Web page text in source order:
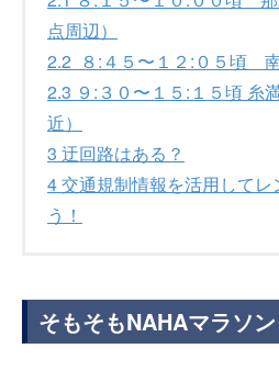
点周辺）
2.2 ８:４５〜１２:０５頃
2.3 ９:３０〜１５:１５頃 糸
近）
3 迂回路はある？
4交通規制情報を活用して
う！
そもそもNAHAマラソ